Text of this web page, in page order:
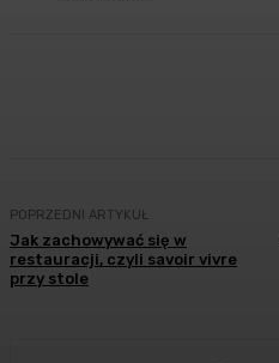
POPRZEDNI ARTYKUŁ
Jak zachowywać się w
restauracji, czyli savoir vivre
przy stole